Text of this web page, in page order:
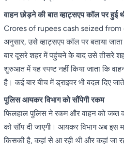
वाहन छोड़ने की बात व्हाट्सएप कॉल पर हुई
Crores of rupees cash seized from
अनुसार, उसे व्हाट्सएप कॉल पर बताया
बार दूसरे शहर में पहुंचने के बाद उसे तीसरे
शुरुआत में यह स्पष्ट नहीं किया जाता कि
है। कई बार बीच में ड्राइवर भी बदल दिए
पुलिस आयकर विभाग को सौंपेगी रकम
फिलहाल पुलिस ने रकम और वाहन को जब्त
को सौंप दी जाएगी। आयकर विभाग अब इस
किसकी है, कहां से आ रही थी और कहां जा